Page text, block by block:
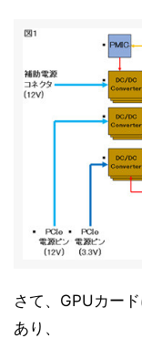
さて、GPUカー
あり、